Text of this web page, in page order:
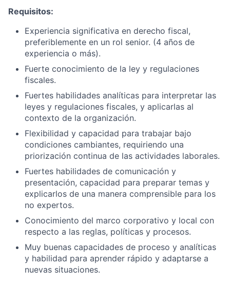
Requisitos:
Experiencia significativa en derecho fiscal,
preferiblemente en un rol senior. (4 años de
experiencia o más).
Fuerte conocimiento de la ley y regulaciones
fiscales.
Fuertes habilidades analíticas para interpretar las
leyes y regulaciones fiscales, y aplicarlas al
contexto de la organización.
Flexibilidad y capacidad para trabajar bajo
condiciones cambiantes, requiriendo una
priorización continua de las actividades laborales.
Fuertes habilidades de comunicación y
presentación, capacidad para preparar temas y
explicarlos de una manera comprensible para los
no expertos.
Conocimiento del marco corporativo y local con
respecto a las reglas, políticas y procesos.
Muy buenas capacidades de proceso y analíticas
y habilidad para aprender rápido y adaptarse a
nuevas situaciones.